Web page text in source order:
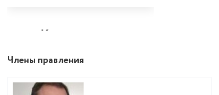
Члены правления